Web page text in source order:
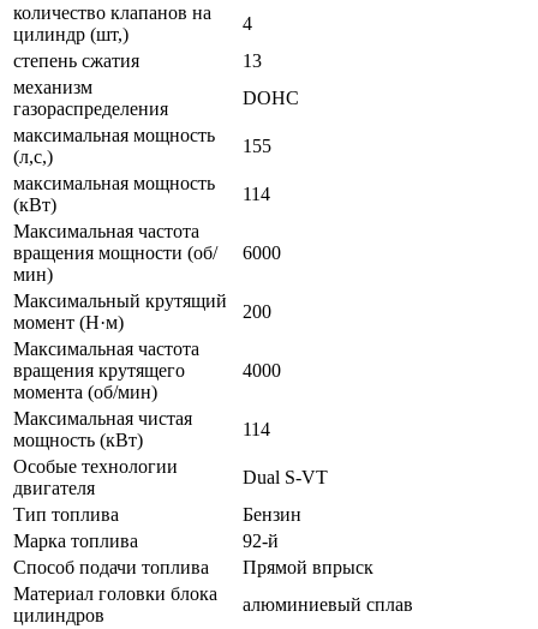
количество клапанов на
цилиндр (шт,)
4
степень сжатия
13
механизм
газораспределения
DOHC
максимальная мощность
(л,с,)
155
максимальная мощность
(кВт)
114
Максимальная частота
вращения мощности (об/
мин)
6000
Максимальный крутящий
момент (Н·м)
200
Максимальная частота
вращения крутящего
момента (об/мин)
4000
Максимальная чистая
мощность (кВт)
114
Особые технологии
двигателя
Dual S-VT
Тип топлива
Бензин
Марка топлива
92-й
Способ подачи топлива
Прямой впрыск
Материал головки блока
цилиндров
алюминиевый сплав